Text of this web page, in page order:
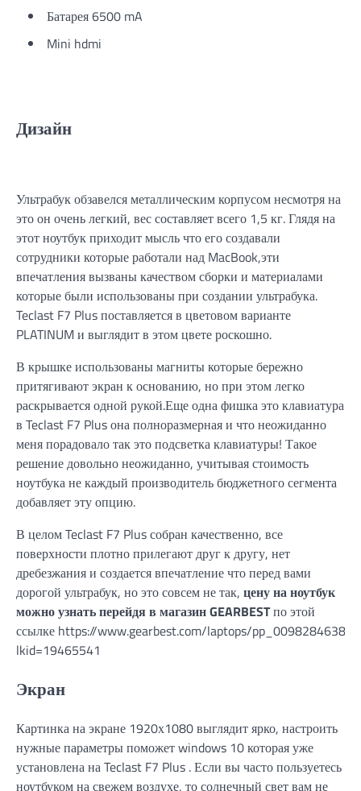
Батарея 6500 mA
Mini hdmi
Дизайн
Ультрабук обзавелся металлическим корпусом несмотря на
это он очень легкий, вес составляет всего 1,5 кг. Глядя на
этот ноутбук приходит мысль что его создавали
сотрудники которые работали над MacBook,эти
впечатления вызваны качеством сборки и материалами
которые были использованы при создании ультрабука.
Teclast F7 Plus поставляется в цветовом варианте
PLATINUM и выглядит в этом цвете роскошно.
В крышке использованы магниты которые бережно
притягивают экран к основанию, но при этом легко
раскрывается одной рукой.Еще одна фишка это клавиатура
в Teclast F7 Plus она полноразмерная и что неожиданно
меня порадовало так это подсветка клавиатуры! Такое
решение довольно неожиданно, учитывая стоимость
ноутбука не каждый производитель бюджетного сегмента
добавляет эту опцию.
В целом Teclast F7 Plus собран качественно, все
поверхности плотно прилегают друг к другу, нет
дребезжания и создается впечатление что перед вами
дорогой ультрабук, но это совсем не так, цену на ноутбук
можно узнать перейдя в магазин GEARBESTпо этой
ссылке https://www.gearbest.com/laptops/
lkid=19465541
Экран
Картинка на экране 1920х1080 выглядит ярко, настроить
нужные параметры поможет windows 10 которая уже
установлена на Teclast F7 Plus . Если вы часто пользуетесь
ноутбуком на свежем воздухе, то солнечный свет вам не